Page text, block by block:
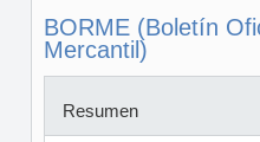
BORME (Boletín
Mercantil)
Resumen